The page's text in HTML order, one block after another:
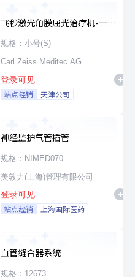
飞秒激光角膜屈光治疗机-一次
性使用无菌治疗包
规格：小号(S)
Carl Zeiss Meditec AG
登录可见
站点经销 天津公司
神经监护气管插管
规格：NIMED070
美敦力(上海)管理有限公司
登录可见
站点经销 上海国际医药
血管缝合器系统
规格：12673